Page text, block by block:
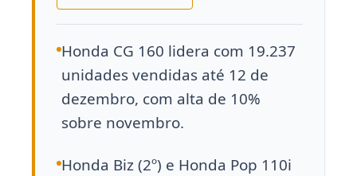
Honda CG 160 lidera com 19.237
unidades vendidas até 12 de
dezembro, com alta de 10%
sobre novembro.
Honda Biz (2º) e Honda Pop 110i